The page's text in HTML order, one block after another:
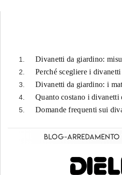
Divanetti da giardino:
Perché scegliere i
Divanetti da giardino: i
Quanto costano i divanetti
Domande frequenti sui
Blog-